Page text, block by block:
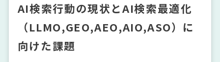
AI検索行動の現状とAI検索最適化
（LLMO,GEO,AEO,AIO,ASO）に
向けた課題